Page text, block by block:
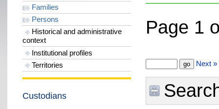
Families
Persons
Historical and administrative
context
Institutional profiles
Territories
Custodians
Page 1
Next »